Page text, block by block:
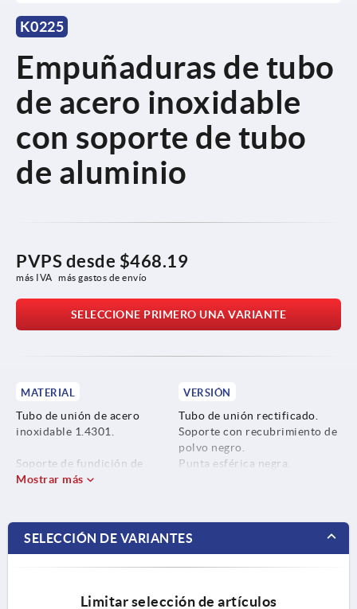
K0225
Empuñaduras de tubo
de acero inoxidable
con soporte de tubo
de aluminio
PVPS desde $468.19
más IVA más gastos de envío
SELECCIONE PRIMERO UNA VARIANTE
MATERIAL
Tubo de unión de acero
inoxidable 1.4301.
Soporte de fundición de
aluminio a presión.
VERSIÓN
Tubo de unión rectificado.
Soporte con recubrimiento de
polvo negro.
Punta esférica negra.
Mostrar más
SELECCIÓN DE VARIANTES
Limitar selección de artículos